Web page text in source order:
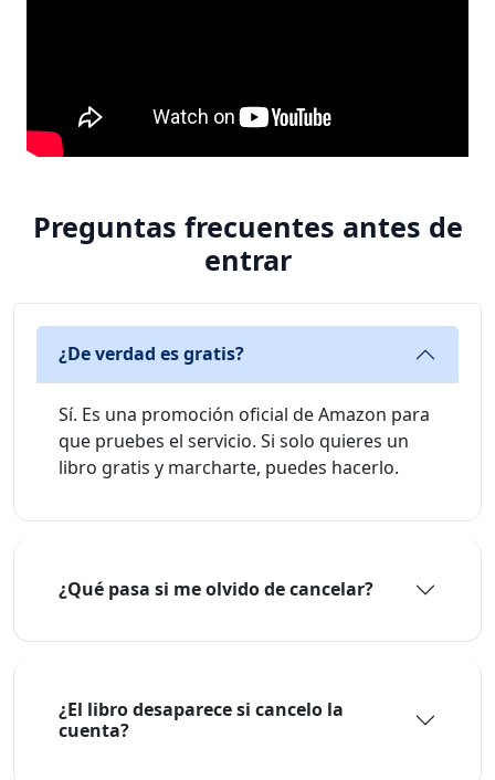
Preguntas frecuentes antes de
entrar
¿De verdad es gratis?
Sí. Es una promoción oficial de Amazon para
que pruebes el servicio. Si solo quieres un
libro gratis y marcharte, puedes hacerlo.
¿Qué pasa si me olvido de cancelar?
¿El libro desaparece si cancelo la
cuenta?